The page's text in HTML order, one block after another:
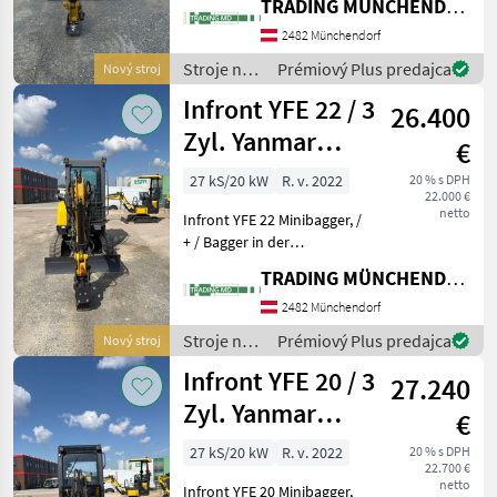
Nový stroj
Zylinder Yanmar Motor 2
zu den Baggern ein
Komplette Löffel Pakete an
(30c
TRADING MÜNCHENDORF Handels GmbH
2482 Münchendorf
Stroje na
stavbu /
Infront
Prémiový Plus predajca
Nový stroj
Infront YFE 22 / 3
Zyl. Yanmar
Motor
26.400
€
20 % s DPH
22.000 €
netto
27 kS/20 kW
R. v. 2022
Infront YFE 22 Minibagger, /
+ / Bagger in der
/ + / + / !! Neu im Programm
multifunktional es können
viele Anba
TRADING MÜNCHENDORF Handels GmbH
2482 Münchendorf
Stroje na
stavbu /
Infront
Prémiový Plus predajca
Infront YFE 20 / 3
Zyl. Yanmar
Motor
27.240
€
20 % s DPH
22.700 €
netto
27 kS/20 kW
R. v. 2022
Infront YFE 20 Minibagger,